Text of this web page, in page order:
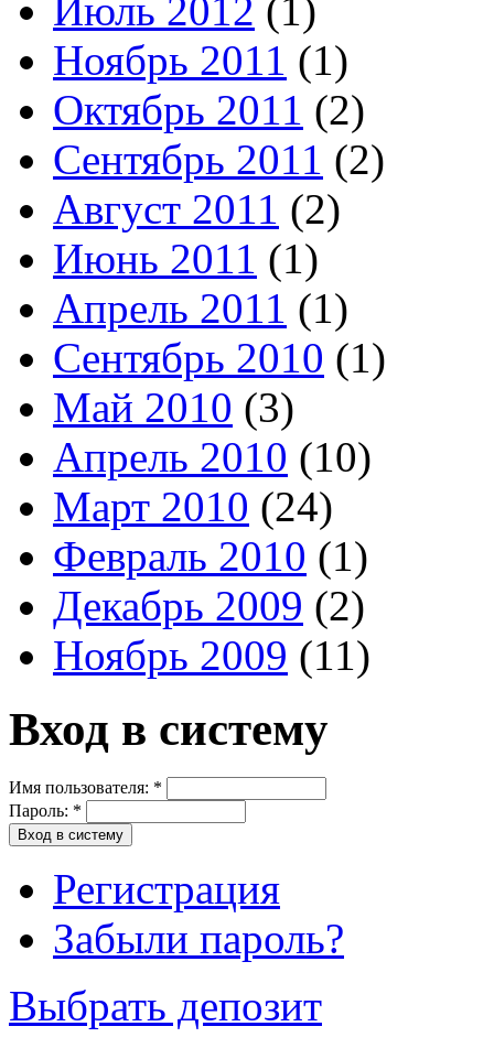
Июль 2012 (1)
Ноябрь 2011 (1)
Октябрь 2011 (2)
Сентябрь 2011 (2)
Август 2011 (2)
Июнь 2011 (1)
Апрель 2011 (1)
Сентябрь 2010 (1)
Май 2010 (3)
Апрель 2010 (10)
Март 2010 (24)
Февраль 2010 (1)
Декабрь 2009 (2)
Ноябрь 2009 (11)
Вход в систему
Имя пользователя: *
Пароль: *
Регистрация
Забыли пароль?
Выбрать депозит